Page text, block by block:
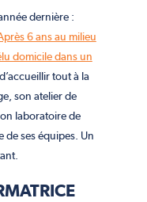
dernière :
6 ans au milieu
domicile dans un
tout à la
son atelier de
laboratoire de
de ses équipes. Un